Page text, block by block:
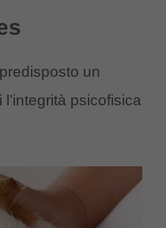
un
psicofisica